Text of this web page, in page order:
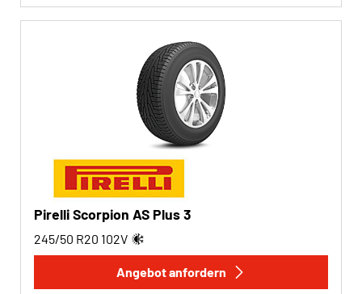
Pirelli Scorpion AS Plus 3
245/50 R20 102V
Angebot anfordern